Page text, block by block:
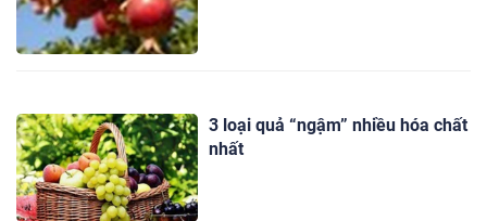
3 loại quả “ngậm” nhiều hóa chất
nhất